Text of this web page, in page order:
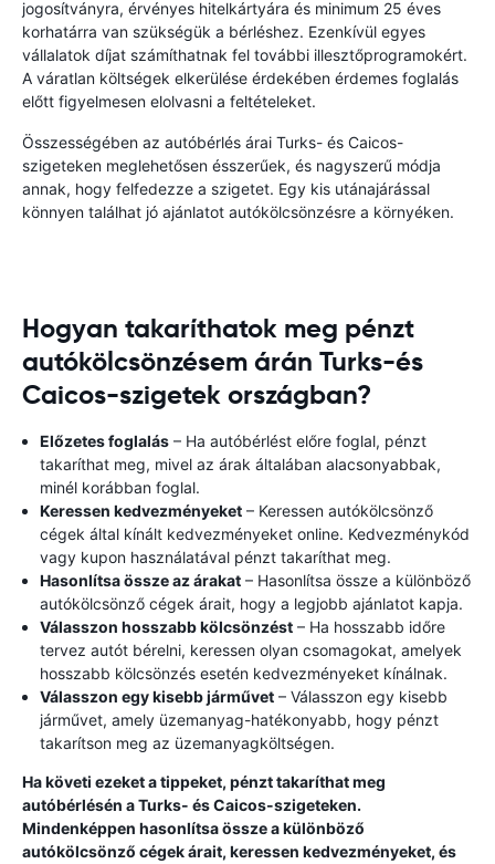
jogosítványra, érvényes hitelkártyára és minimum 25 éves
korhatárra van szükségük a bérléshez. Ezenkívül egyes
vállalatok díjat számíthatnak fel további illesztőprogramokért.
A váratlan költségek elkerülése érdekében érdemes foglalás
előtt figyelmesen elolvasni a feltételeket.
Összességében az autóbérlés árai Turks- és Caicos-
szigeteken meglehetősen ésszerűek, és nagyszerű módja
annak, hogy felfedezze a szigetet. Egy kis utánajárással
könnyen találhat jó ajánlatot autókölcsönzésre a környéken.
Hogyan takaríthatok meg pénzt
autókölcsönzésem árán Turks-és
Caicos-szigetek országban?
Előzetes foglalás – Ha autóbérlést előre foglal, pénzt
takaríthat meg, mivel az árak általában alacsonyabbak,
minél korábban foglal.
Keressen kedvezményeket – Keressen autókölcsönző
cégek által kínált kedvezményeket online. Kedvezménykód
vagy kupon használatával pénzt takaríthat meg.
Hasonlítsa össze az árakat – Hasonlítsa össze a különböző
autókölcsönző cégek árait, hogy a legjobb ajánlatot kapja.
Válasszon hosszabb kölcsönzést – Ha hosszabb időre
tervez autót bérelni, keressen olyan csomagokat, amelyek
hosszabb kölcsönzés esetén kedvezményeket kínálnak.
Válasszon egy kisebb járművet – Válasszon egy kisebb
járművet, amely üzemanyag-hatékonyabb, hogy pénzt
takarítson meg az üzemanyagköltségen.
Ha követi ezeket a tippeket, pénzt takaríthat meg
autóbérlésén a Turks- és Caicos-szigeteken.
Mindenképpen hasonlítsa össze a különböző
autókölcsönző cégek árait, keressen kedvezményeket, és